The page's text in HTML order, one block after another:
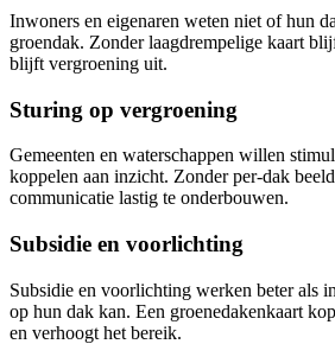
Inwoners en eigenaren weten niet of hun
groendak. Zonder laagdrempelige kaart
blijft vergroening uit.
Sturing op vergroening
Gemeenten en waterschappen willen
koppelen aan inzicht. Zonder per-dak
communicatie lastig te onderbouwen.
Subsidie en voorlichting
Subsidie en voorlichting werken beter als
op hun dak kan. Een groenedakenkaart
en verhoogt het bereik.